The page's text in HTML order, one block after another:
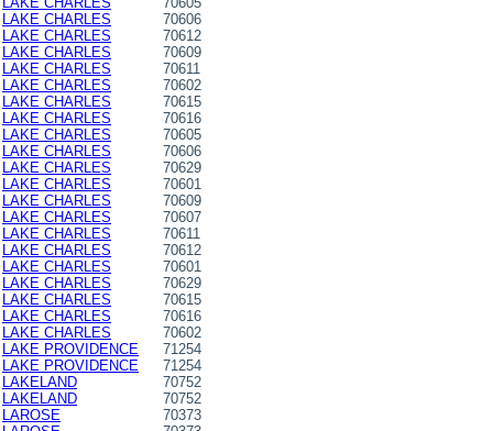
LAKE CHARLES
70606
LAKE CHARLES
70612
LAKE CHARLES
70609
LAKE CHARLES
70611
LAKE CHARLES
70602
LAKE CHARLES
70615
LAKE CHARLES
70616
LAKE CHARLES
70605
LAKE CHARLES
70606
LAKE CHARLES
70629
LAKE CHARLES
70601
LAKE CHARLES
70609
LAKE CHARLES
70607
LAKE CHARLES
70611
LAKE CHARLES
70612
LAKE CHARLES
70601
LAKE CHARLES
70629
LAKE CHARLES
70615
LAKE CHARLES
70616
LAKE CHARLES
70602
LAKE PROVIDENCE
71254
LAKE PROVIDENCE
71254
LAKELAND
70752
LAKELAND
70752
LAROSE
70373